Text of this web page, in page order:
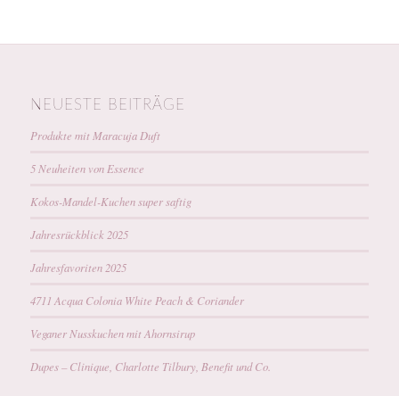
NEUESTE BEITRÄGE
Produkte mit Maracuja Duft
5 Neuheiten von Essence
Kokos-Mandel-Kuchen super saftig
Jahresrückblick 2025
Jahresfavoriten 2025
4711 Acqua Colonia White Peach & Coriander
Veganer Nusskuchen mit Ahornsirup
Dupes – Clinique, Charlotte Tilbury, Benefit und Co.